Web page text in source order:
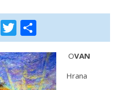
Facebook
Twitter
OVAN
Hrana